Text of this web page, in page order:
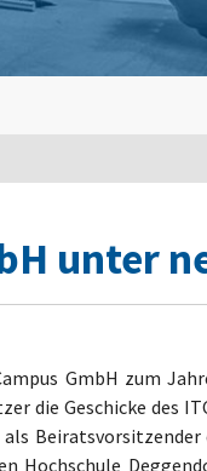
unter
GmbH zum
die Geschicke des
Hochschule